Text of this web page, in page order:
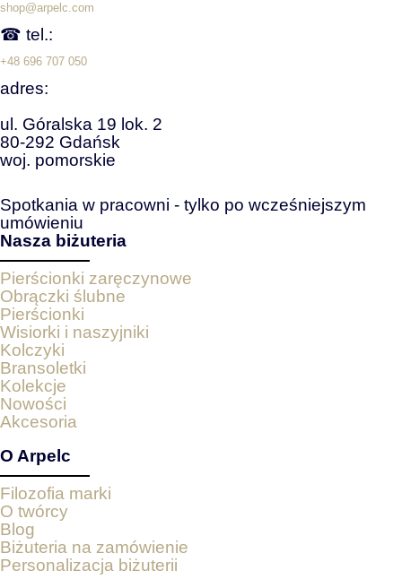
shop@arpelc.com
☎ tel.:
+48 696 707 050
adres:
ul. Góralska 19 lok. 2
80-292 Gdańsk
woj. pomorskie
Spotkania w pracowni - tylko po wcześniejszym
umówieniu
Nasza biżuteria
Pierścionki zaręczynowe
Obrączki ślubne
Pierścionki
Wisiorki i naszyjniki
Kolczyki
Bransoletki
Kolekcje
Nowości
Akcesoria
O Arpelc
Filozofia marki
O twórcy
Blog
Biżuteria na zamówienie
Personalizacja biżuterii